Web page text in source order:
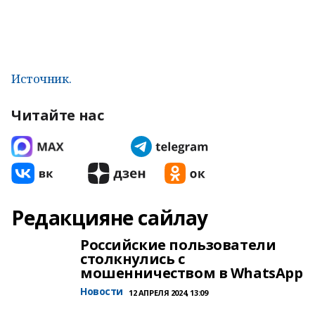
Источник.
Читайте нас
Редакцияне сайлау
Российские пользователи
столкнулись с
мошенничеством в WhatsApp
Новости 12 АПРЕЛЯ 2024, 13:09